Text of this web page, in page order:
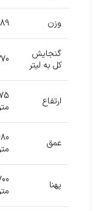
وزن 89 کیلوگرم
گنجایش
کل به لیتر
370
ارتفاع
متر
عمق
متر
پهنا
متر